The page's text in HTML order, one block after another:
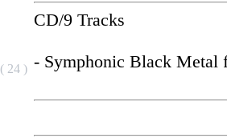
( 24 )
CD/9 Tracks
- Symphonic Black Metal